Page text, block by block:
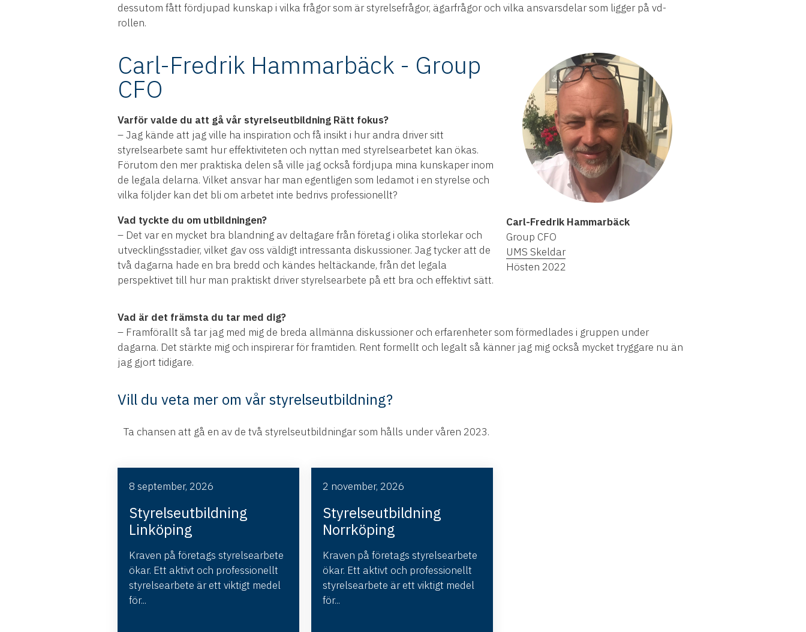
dessutom fått fördjupad kunskap i vilka frågor som är styrelsefrågor, ägarfrågor och vilka ansvarsdelar som ligger på vd-
rollen.
Carl-Fredrik Hammarbäck - Group
CFO
Varför valde du att gå vår styrelseutbildning Rätt fokus?
– Jag kände att jag ville ha inspiration och få insikt i hur andra driver sitt
styrelsearbete samt hur effektiviteten och nyttan med styrelsearbetet kan ökas.
Förutom den mer praktiska delen så ville jag också fördjupa mina kunskaper inom
de legala delarna. Vilket ansvar har man egentligen som ledamot i en styrelse och
vilka följder kan det bli om arbetet inte bedrivs professionellt?
Vad tyckte du om utbildningen?
– Det var en mycket bra blandning av deltagare från företag i olika storlekar och
utvecklingsstadier, vilket gav oss väldigt intressanta diskussioner. Jag tycker att de
två dagarna hade en bra bredd och kändes heltäckande, från det legala
perspektivet till hur man praktiskt driver styrelsearbete på ett bra och effektivt sätt.
Carl-Fredrik Hammarbäck
Group CFO
UMS Skeldar
Hösten 2022
Vad är det främsta du tar med dig?
– Framförallt så tar jag med mig de breda allmänna diskussioner och erfarenheter som förmedlades i gruppen under
dagarna. Det stärkte mig och inspirerar för framtiden. Rent formellt och legalt så känner jag mig också mycket tryggare nu än
jag gjort tidigare.
Vill du veta mer om vår styrelseutbildning?
Ta chansen att gå en av de två styrelseutbildningar som hålls under våren 2023.
8 september, 2026
Styrelseutbildning
Linköping
Kraven på företags styrelsearbete
ökar. Ett aktivt och professionellt
styrelsearbete är ett viktigt medel
för...
2 november, 2026
Styrelseutbildning
Norrköping
Kraven på företags styrelsearbete
ökar. Ett aktivt och professionellt
styrelsearbete är ett viktigt medel
för...